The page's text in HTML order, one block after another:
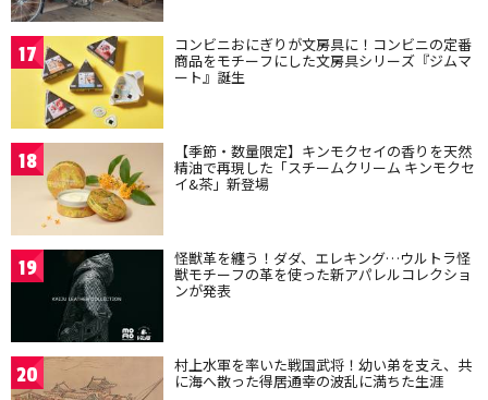
17 コンビニおにぎりが文房具に！コンビニの定番
商品をモチーフにした文房具シリーズ『ジムマ
ート』誕生
18 【季節・数量限定】キンモクセイの香りを天然
精油で再現した「スチームクリーム キンモクセ
イ&茶」新登場
19 怪獣革を纏う！ダダ、エレキング…ウルトラ怪
獣モチーフの革を使った新アパレルコレクショ
ンが発表
20 村上水軍を率いた戦国武将！幼い弟を支え、共
に海へ散った得居通幸の波乱に満ちた生涯